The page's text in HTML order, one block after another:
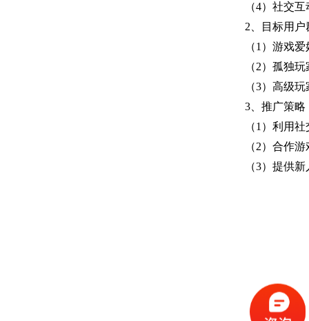
（4）社交
2、目标用户
（1）游戏
（2）孤独
（3）高级
3、推广策略
（1）利用
（2）合作
（3）提供